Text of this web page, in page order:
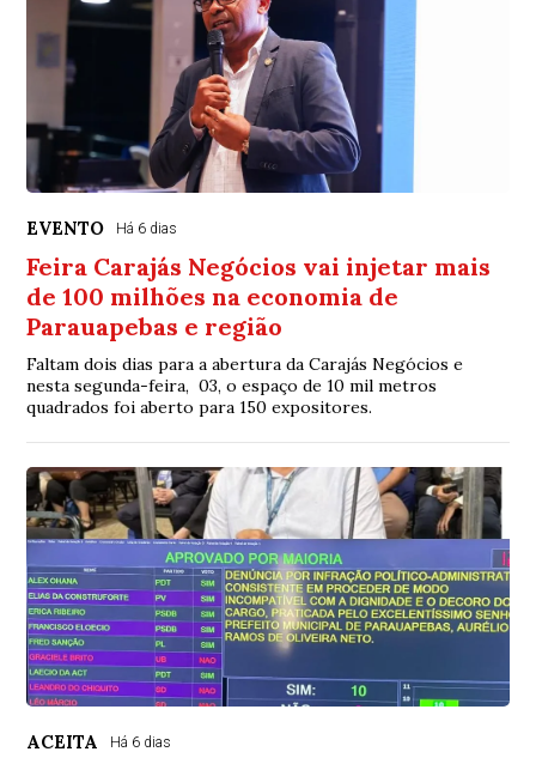
EVENTO Há 6 dias
Feira Carajás Negócios vai injetar mais
de 100 milhões na economia de
Parauapebas e região
Faltam dois dias para a abertura da Carajás Negócios e
nesta segunda-feira, 03, o espaço de 10 mil metros
quadrados foi aberto para 150 expositores.
ACEITA Há 6 dias